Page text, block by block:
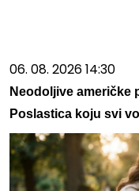
06. 08. 2026 14:30
Neodoljive američke
Poslastica koju svi